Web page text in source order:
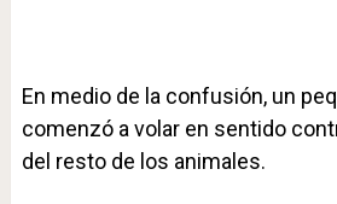
En medio de la confusión, un
comenzó a volar en sentido
del resto de los animales.